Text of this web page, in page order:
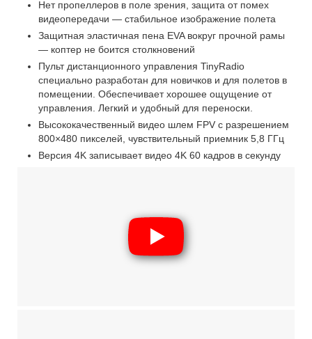
Нет пропеллеров в поле зрения, защита от помех
видеопередачи — стабильное изображение полета
Защитная эластичная пена EVA вокруг прочной рамы
— коптер не боится столкновений
Пульт дистанционного управления TinyRadio
специально разработан для новичков и для полетов в
помещении. Обеспечивает хорошее ощущение от
управления. Легкий и удобный для переноски.
Высококачественный видео шлем FPV с разрешением
800×480 пикселей, чувствительный приемник 5,8 ГГц
Версия 4K записывает видео 4K 60 кадров в секунду